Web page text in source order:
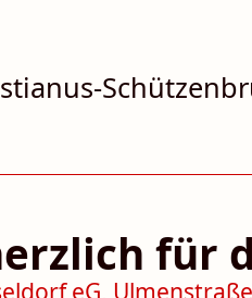
für